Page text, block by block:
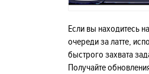
Если вы находитесь
очереди за латте,
быстрого захвата
Получайте